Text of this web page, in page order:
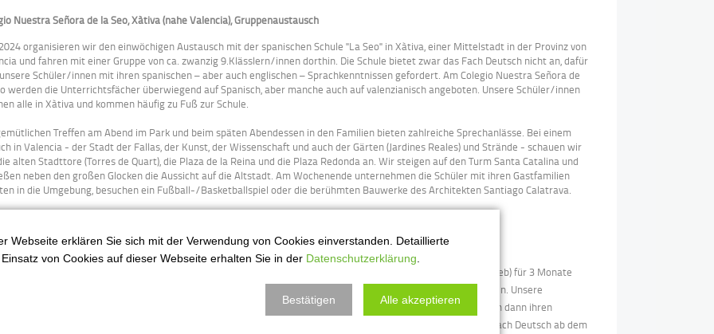
Nuestra Señora de la Seo, Xàtiva(nahe Valencia), Gruppenaustausch
organisieren wir den einwöchigen Austausch mit der spanischen Schule "La Seo" in Xàtiva, einer Mittelstadt in der Provinz von
und fahren mit einer Gruppe von ca. zwanzig 9.Klässlern/innen dorthin. Die Schule bietet zwar das Fach Deutsch nicht an, dafür
Schüler/innen mit ihren spanischen – aber auch englischen – Sprachkenntnissen gefordert. Am Colegio Nuestra Señora de
werden die Unterrichtsfächer überwiegend auf Spanisch, aber manche auch auf valenzianisch angeboten. Unsere Schüler/innen
alle in Xàtiva und kommen häufig zu Fuß zur Schule.
Treffen am Abend im Park und beim späten Abendessen in den Familien bieten zahlreiche Sprechanlässe. Bei einem
in Valencia - der Stadt der Fallas, der Kunst, der Wissenschaft und auch der Gärten (Jardines Reales) und Strände - schauen wir
alten Stadttore (Torres de Quart), die Plaza de la Reina und die Plaza Redonda an. Wir steigen auf den Turm Santa Catalina und
neben den großen Glocken die Aussicht auf die Altstadt. Am Wochenende unternehmen die Schüler mit ihren Gastfamilien
in die Umgebung, besuchen ein Fußball-/Basketballspiel oder die berühmten Bauwerke des Architekten Santiago Calatrava.
Juan Gutenberg in Mar del Plata, Argentinien (3 Monate Individualaustausch)
Februar 2012 haben wir die Partnerschule in Mar del Plata, deren Schüler/innen in ihren Sommerferien (Dez – Feb) für 3 Monate
Deutschland fahren, um ihre Sprachkenntnisse zu verbessern und ihr Sprachdiplom möglichst gut abzuschneiden. Unsere
Gastgeschwister können in demselben Jahr kurz vor den deutschen Sommerferien bis zu den Herbstferien dann ihren
im argentinischen Winter/Frühjahr abstatten. In der Privatschule Instituto Juan Gutenberg wird das Fach Deutsch ab dem
Webseite erklären Sie sich mit der Verwendung von Cookies einverstanden. Detaillierte
von Cookies auf dieser Webseite erhalten Sie in der Datenschutzerklärung
Bestätigen Alle akzeptieren